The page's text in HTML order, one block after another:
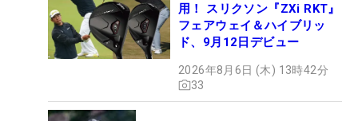
用！ スリクソン『ZXi RKT』
フェアウェイ＆ハイブリッ
ド、9月12日デビュー
2026年8月6日 (木) 13時42分
33